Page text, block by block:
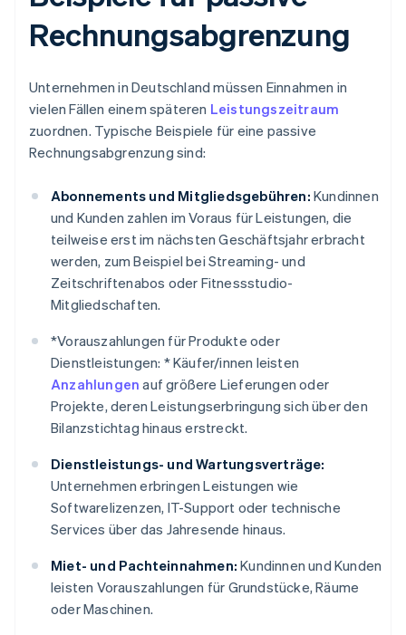
Rechnungsabgrenzung
Unternehmen in Deutschland müssen Einnahmen in
vielen Fällen einem späteren Leistungszeitraum
zuordnen. Typische Beispiele für eine passive
Rechnungsabgrenzung sind:
Abonnements und Mitgliedsgebühren: Kundinnen
und Kunden zahlen im Voraus für Leistungen, die
teilweise erst im nächsten Geschäftsjahr erbracht
werden, zum Beispiel bei Streaming- und
Zeitschriftenabos oder Fitnessstudio-
Mitgliedschaften.
*Vorauszahlungen für Produkte oder
Dienstleistungen: *Käufer/innen leisten
Anzahlungen auf größere Lieferungen oder
Projekte, deren Leistungserbringung sich über den
Bilanzstichtag hinaus erstreckt.
Dienstleistungs- und Wartungsverträge:
Unternehmen erbringen Leistungen wie
Softwarelizenzen, IT-Support oder technische
Services über das Jahresende hinaus.
Miet- und Pachteinnahmen: Kundinnen und Kunden
leisten Vorauszahlungen für Grundstücke, Räume
oder Maschinen.